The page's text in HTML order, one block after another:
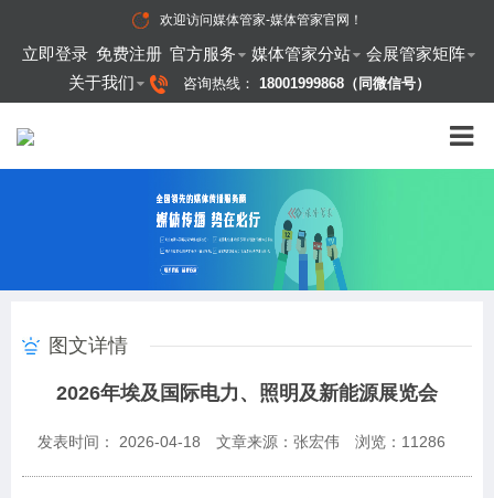
欢迎访问媒体管家-媒体管家官网 ！
立即登录 免费注册 官方服务 媒体管家分站
会展管家矩阵
关于我们
咨询热线： 18001999868（同微信号）
图文详情
2026年埃及国际电力、照明及新能源展览会
发表时间： 2026-04-18 文章来源：张宏伟 浏览： 11286